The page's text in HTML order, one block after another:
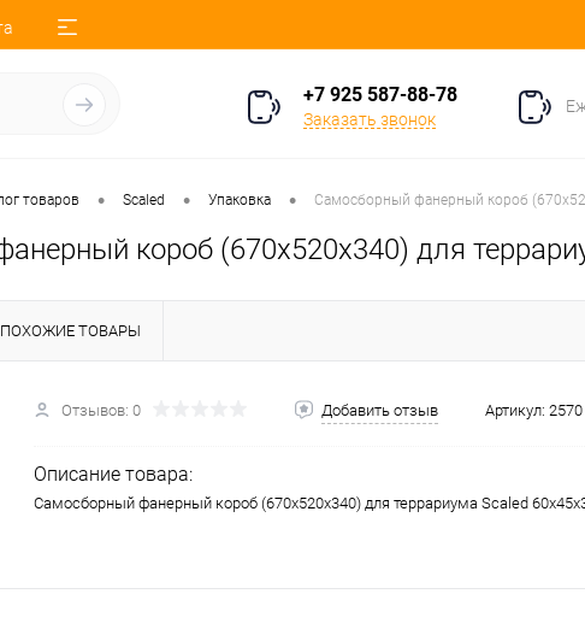
+7 925 587-88-78
Заказать звонок
товаров • Scaled • Упаковка • Самосборный фанерный короб
короб (670х520х340) для
ПОХОЖИЕ ТОВАРЫ
Отзывов: 0 Добавить отзыв Артикул: 2570
Описание товара:
Самосборный фанерный короб (670х520х340) для террариума Scaled